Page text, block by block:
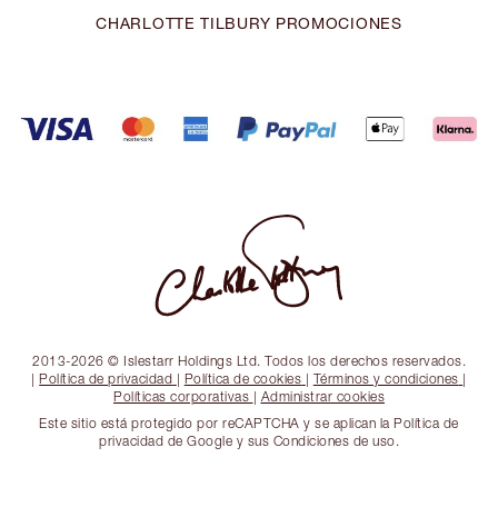
CHARLOTTE TILBURY PROMOCIONES
2013-2026 © Islestarr Holdings Ltd. Todos los derechos reservados.
| Política de privacidad | Política de cookies | Términos y condiciones |
Políticas corporativas | Administrar cookies
Este sitio está protegido por reCAPTCHA y se aplican la Política de
privacidad de Google y sus Condiciones de uso.